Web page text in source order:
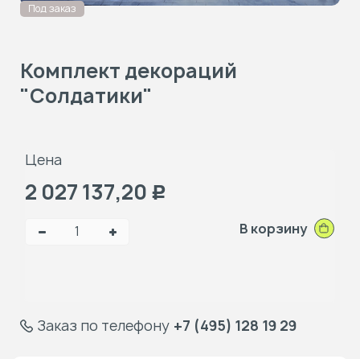
Под заказ
Комплект декораций
"Солдатики"
Цена
2 027 137,20 Р
В корзину
Заказ по телефону +7 (495) 128 19 29